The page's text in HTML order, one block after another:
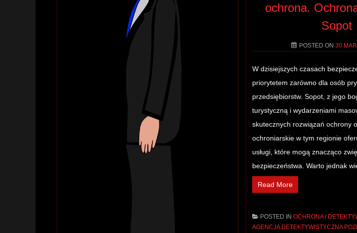
ochrona.
Sopot
POSTED ON 30
W dzisiejszych czasach
priorytetem zarówno dla osób
przedsiębiorstw. Sopot, z jego
turystyczną i wydarzeniami
skutecznych rozwiązań ochrony
ochroniarskie w tym regionie
usługi, które mogą znacząco
bezpieczeństwa. Warto jednak
Read More
POSTED INOCHRONA I
AGENCJA DETEKTYWISTYCZNA